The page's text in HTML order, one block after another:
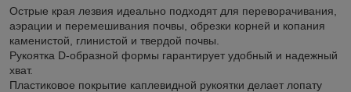
Острые края лезвия идеально подходят для переворачивания,
аэрации и перемешивания почвы, обрезки корней и копания
каменистой, глинистой и твердой почвы.
Рукоятка D-образной формы гарантирует удобный и надежный
хват.
Пластиковое покрытие каплевидной рукоятки делает лопату